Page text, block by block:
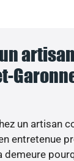
un artisan
entretenue
demeure